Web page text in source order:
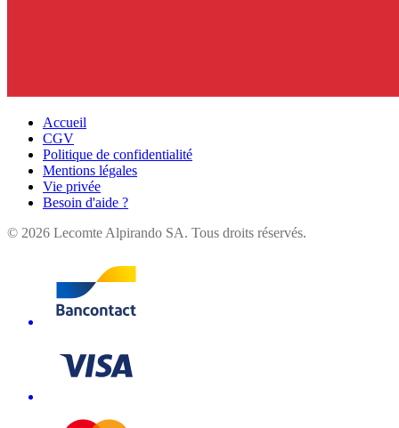
Accueil
CGV
Politique de confidentialité
Mentions légales
Vie privée
Besoin d'aide ?
© 2026 Lecomte Alpirando SA. Tous droits réservés.